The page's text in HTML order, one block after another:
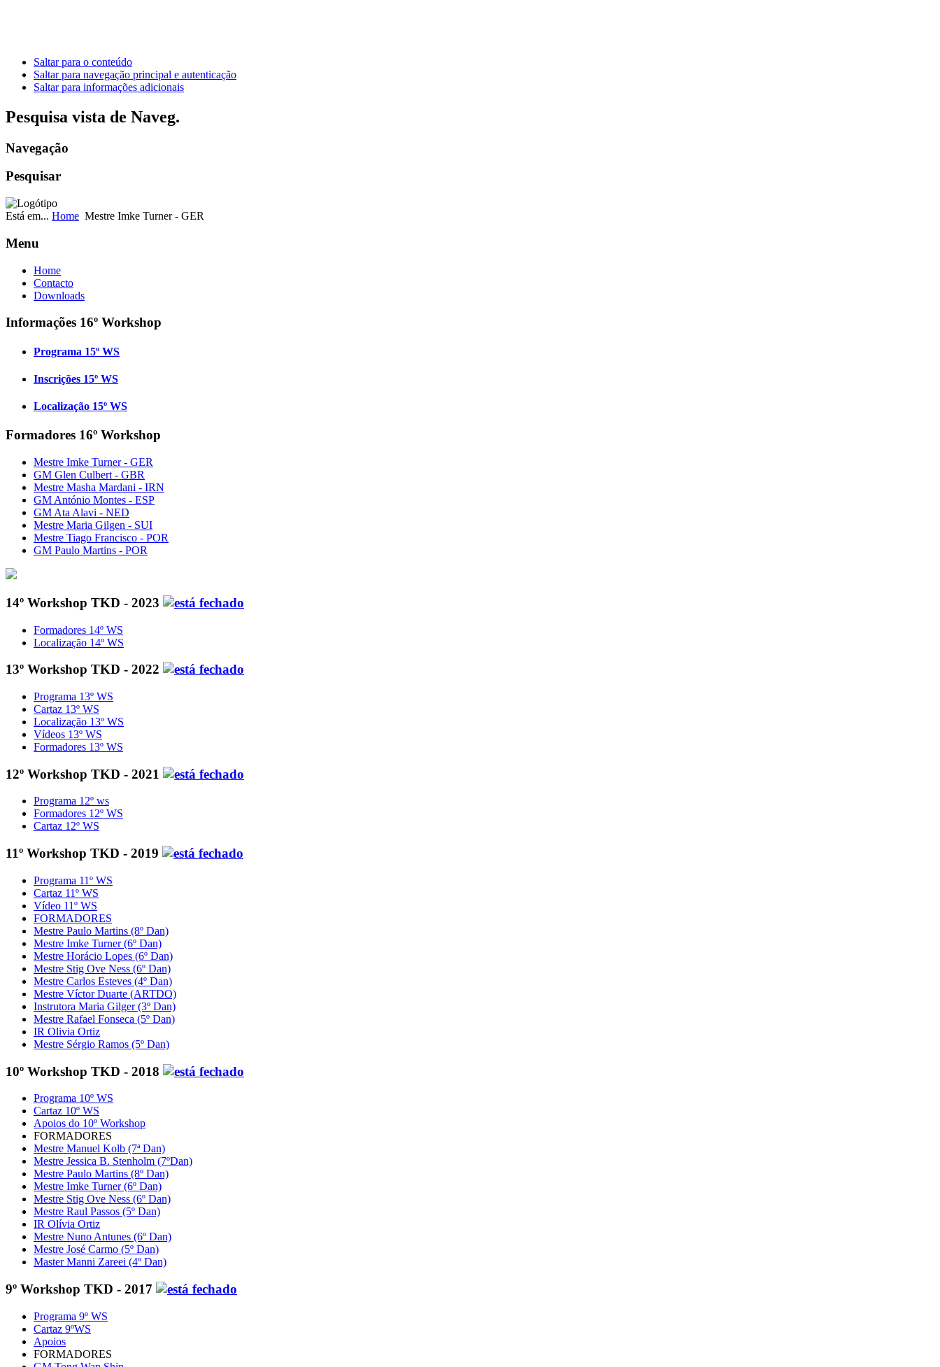
Saltar para o conteúdo
Saltar para navegação principal e autenticação
Saltar para informações adicionais
Pesquisa vista de Naveg.
Navegação
Pesquisar
Está em... Home Mestre Imke Turner - GER
Menu
Home
Contacto
Downloads
Informações 16º Workshop
Programa 15º WS
Inscrições 15º WS
Localização 15º WS
Formadores 16º Workshop
Mestre Imke Turner - GER
GM Glen Culbert - GBR
Mestre Masha Mardani - IRN
GM António Montes - ESP
GM Ata Alavi - NED
Mestre Maria Gilgen - SUI
Mestre Tiago Francisco - POR
GM Paulo Martins - POR
14º Workshop TKD - 2023
Formadores 14º WS
Localização 14º WS
13º Workshop TKD - 2022
Programa 13º WS
Cartaz 13º WS
Localização 13º WS
Vídeos 13º WS
Formadores 13º WS
12º Workshop TKD - 2021
Programa 12º ws
Formadores 12º WS
Cartaz 12º WS
11º Workshop TKD - 2019
Programa 11º WS
Cartaz 11º WS
Vídeo 11º WS
FORMADORES
Mestre Paulo Martins (8º Dan)
Mestre Imke Turner (6º Dan)
Mestre Horácio Lopes (6º Dan)
Mestre Stig Ove Ness (6º Dan)
Mestre Carlos Esteves (4º Dan)
Mestre Víctor Duarte (ARTDO)
Instrutora Maria Gilger (3º Dan)
Mestre Rafael Fonseca (5º Dan)
IR Olivia Ortiz
Mestre Sérgio Ramos (5º Dan)
10º Workshop TKD - 2018
Programa 10º WS
Cartaz 10º WS
Apoios do 10º Workshop
FORMADORES
Mestre Manuel Kolb (7ª Dan)
Mestre Jessica B. Stenholm (7ºDan)
Mestre Paulo Martins (8º Dan)
Mestre Imke Turner (6º Dan)
Mestre Stig Ove Ness (6º Dan)
Mestre Raul Passos (5º Dan)
IR Olívia Ortiz
Mestre Nuno Antunes (6º Dan)
Mestre José Carmo (5º Dan)
Master Manni Zareei (4º Dan)
9º Workshop TKD - 2017
Programa 9º WS
Cartaz 9ºWS
Apoios
FORMADORES